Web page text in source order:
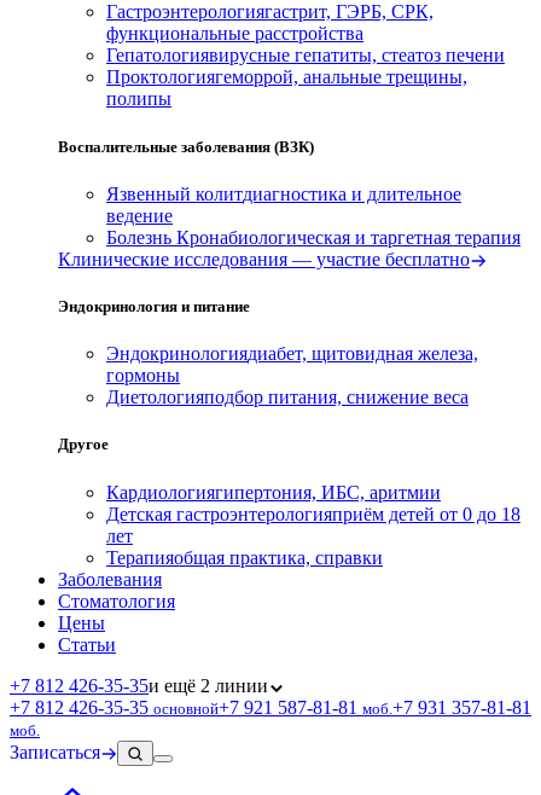
Гастроэнтерологиягастрит, ГЭРБ, СРК,
функциональные расстройства
Гепатологиявирусные гепатиты, стеатоз печени
Проктологиягеморрой, анальные трещины,
полипы
Воспалительные заболевания (ВЗК)
Язвенный колитдиагностика и длительное
ведение
Болезнь Кронабиологическая и таргетная терапия
Клинические исследования — участие бесплатно
Эндокринология и питание
Эндокринологиядиабет, щитовидная железа,
гормоны
Диетологияподбор питания, снижение веса
Другое
Кардиологиягипертония, ИБС, аритмии
Детская гастроэнтерологияприём детей от 0 до 18
лет
Терапияобщая практика, справки
Заболевания
Стоматология
Цены
Статьи
+7 812 426‑35‑35и ещё 2 линии
+7 812 426‑35‑35 основной+7 921 587‑81‑81 моб. +7 931 357‑81‑81
моб.
Записаться